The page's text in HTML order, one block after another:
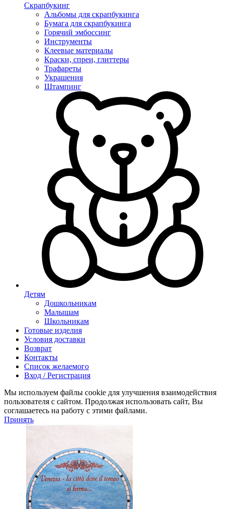
Скрапбукинг
Альбомы для скрапбукинга
Бумага для скрапбукинга
Горячий эмбоссинг
Инструменты
Клеевые материалы
Краски, спреи, глиттеры
Трафареты
Украшения
Штампинг
Детям
Дошкольникам
Малышам
Школьникам
Готовые изделия
Условия доставки
Возврат
Контакты
Список желаемого
Вход / Регистрация
Мы используем файлы cookie для улучшения взаимодействия
пользователя с сайтом. Продолжая использовать сайт, Вы
соглашаетесь на работу с этими файлами.
Принять